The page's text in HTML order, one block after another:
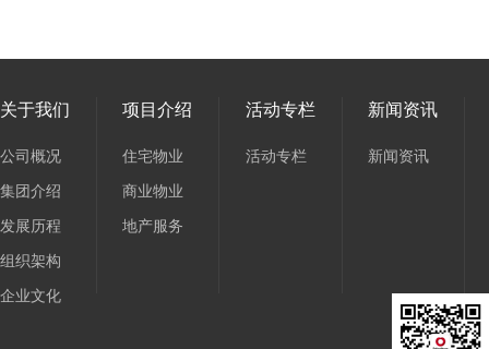
关于我们
公司概况
集团介绍
发展历程
组织架构
企业文化
项目介绍
住宅物业
商业物业
地产服务
活动专栏
活动专栏
新闻资讯
新闻资讯